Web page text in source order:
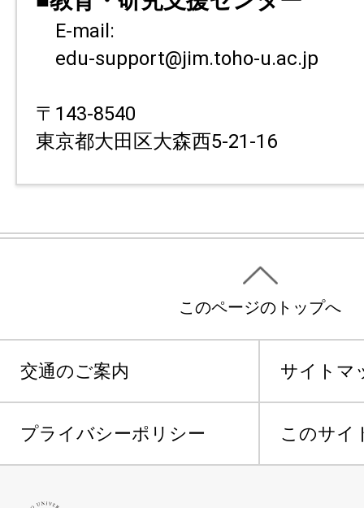
E-mail:
edu-support@jim.toho-u.ac.jp
〒143-8540
東京都大田区大森西5-21-16
このページのトップへ
交通のご案内 サイトマ
プライバシーポリシー このサイ